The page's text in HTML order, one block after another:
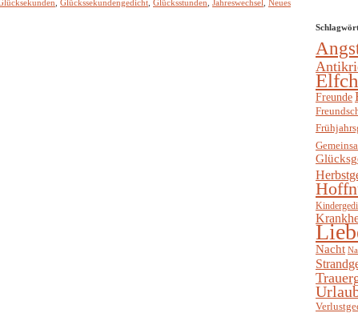
Glückssekundengedicht Glücksstunden Jahreswechsel Neues
Freunde
Nacht